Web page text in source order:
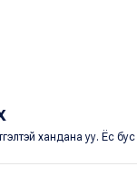
хандана уу. Ёс